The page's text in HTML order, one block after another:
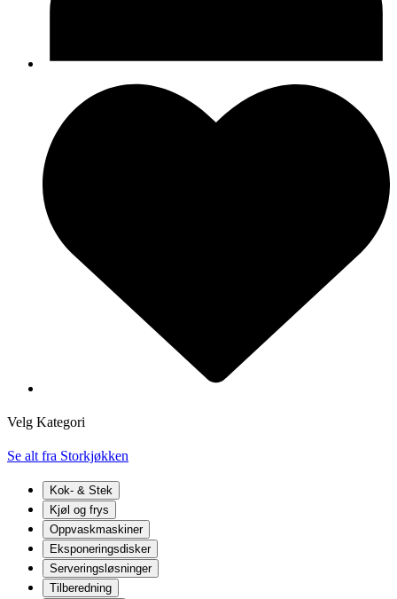
Velg Kategori
Se alt fra Storkjøkken
Kok- & Stek
Kjøl og frys
Oppvaskmaskiner
Eksponeringsdisker
Serveringsløsninger
Tilberedning